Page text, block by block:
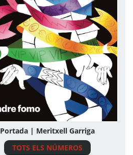
Portada | Meritxell Garriga
TOTS ELS NÚMEROS